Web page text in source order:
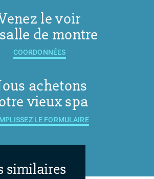
le voir
de montre
COORDONNÉES
achetons
vieux spa
LE FORMULAIRE
similaires